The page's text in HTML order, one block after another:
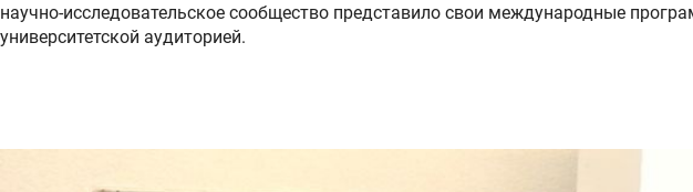
научно-исследовательское сообщество представило свои международные
университетской аудиторией.